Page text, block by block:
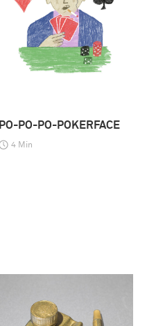
PO-PO-PO-POKERFACE
4 Min